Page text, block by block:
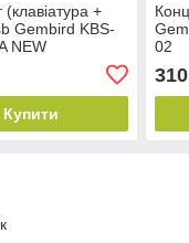
+
Gembird KBS-
NEW
Купити
02
310